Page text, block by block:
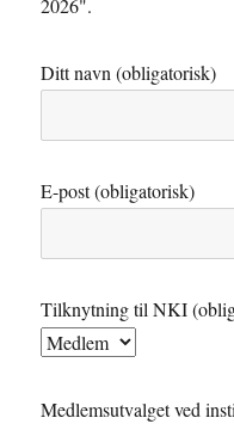
2026".
Ditt navn (obligatorisk)
E-post (obligatorisk)
Tilknytning til NKI
Medlemsutvalget ved